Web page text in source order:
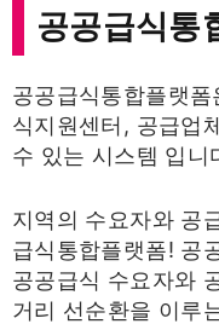
공공급식통
공공급식통합플랫
식지원센터, 공급업
수 있는 시스템 입니
지역의 수요자와 공
급식통합플랫폼! 공
공공급식 수요자와
거리 선순환을 이루